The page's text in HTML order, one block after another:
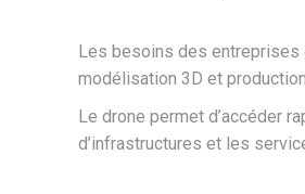
Les besoins des entreprises
modélisation 3D et
Le drone permet d’accéder
d’infrastructures et les